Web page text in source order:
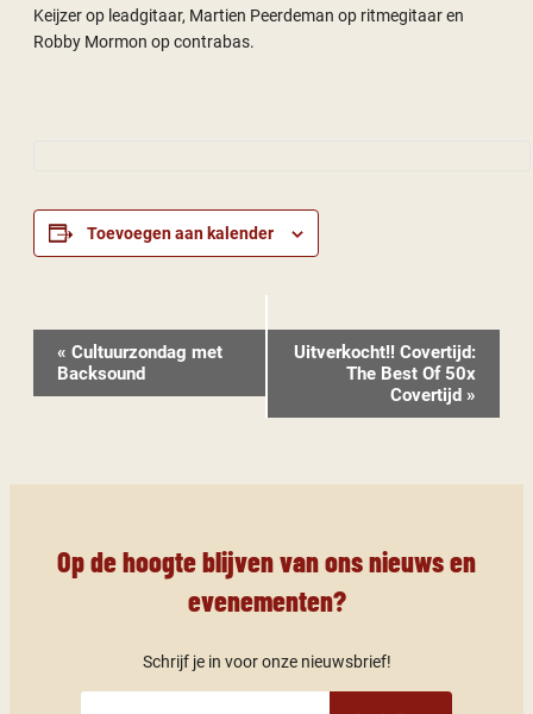
Keijzer op leadgitaar, Martien Peerdeman op ritmegitaar en
Robby Mormon op contrabas.
Toevoegen aan kalender
Evenement
Navigatie
« Cultuurzondag met
Backsound
Uitverkocht!! Covertijd:
The Best Of 50x
Covertijd »
Op de hoogte blijven van ons nieuws en
evenementen?
Schrijf je in voor onze nieuwsbrief!